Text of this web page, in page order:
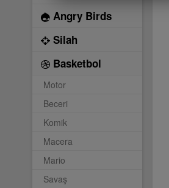
Angry Birds
Silah
Basketbol
Motor
Beceri
Komik
Macera
Mario
Savaş